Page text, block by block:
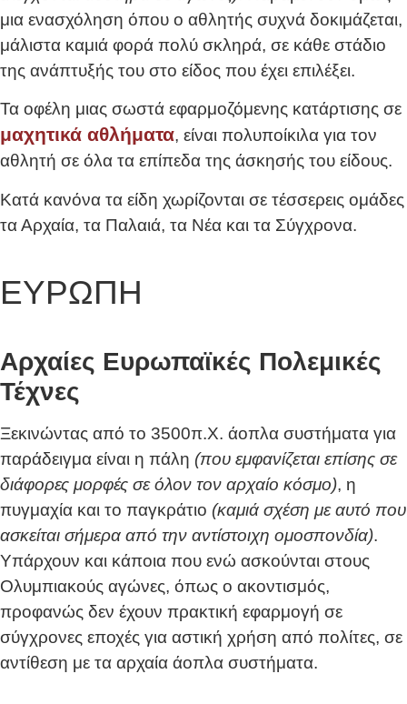
μια ενασχόληση όπου ο αθλητής συχνά δοκιμάζεται,
μάλιστα καμιά φορά πολύ σκληρά, σε κάθε στάδιο
της ανάπτυξής του στο είδος που έχει επιλέξει.
Τα οφέλη μιας σωστά εφαρμοζόμενης κατάρτισης σε
μαχητικά αθλήματα, είναι πολυποίκιλα για τον
αθλητή σε όλα τα επίπεδα της άσκησής του είδους.
Κατά κανόνα τα είδη χωρίζονται σε τέσσερεις ομάδες
τα Αρχαία, τα Παλαιά, τα Νέα και τα Σύγχρονα.
ΕΥΡΩΠΗ
Αρχαίες Ευρωπαϊκές Πολεμικές
Τέχνες
Ξεκινώντας από το 3500π.Χ. άοπλα συστήματα για
παράδειγμα είναι η πάλη (που εμφανίζεται επίσης σε
διάφορες μορφές σε όλον τον αρχαίο κόσμο), η
πυγμαχία και το παγκράτιο (καμιά σχέση με αυτό που
ασκείται σήμερα από την αντίστοιχη ομοσπονδία).
Υπάρχουν και κάποια που ενώ ασκούνται στους
Ολυμπιακούς αγώνες, όπως ο ακοντισμός,
προφανώς δεν έχουν πρακτική εφαρμογή σε
σύγχρονες εποχές για αστική χρήση από πολίτες, σε
αντίθεση με τα αρχαία άοπλα συστήματα.